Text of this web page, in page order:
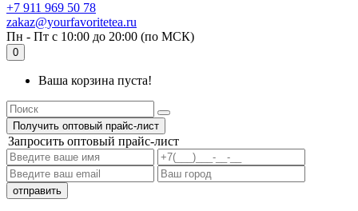
+7 911 969 50 78
zakaz@yourfavoritetea.ru
Пн - Пт с 10:00 до 20:00 (по МСК)
0
Ваша корзина пуста!
Получить оптовый прайс-лист
Запросить оптовый прайс-лист